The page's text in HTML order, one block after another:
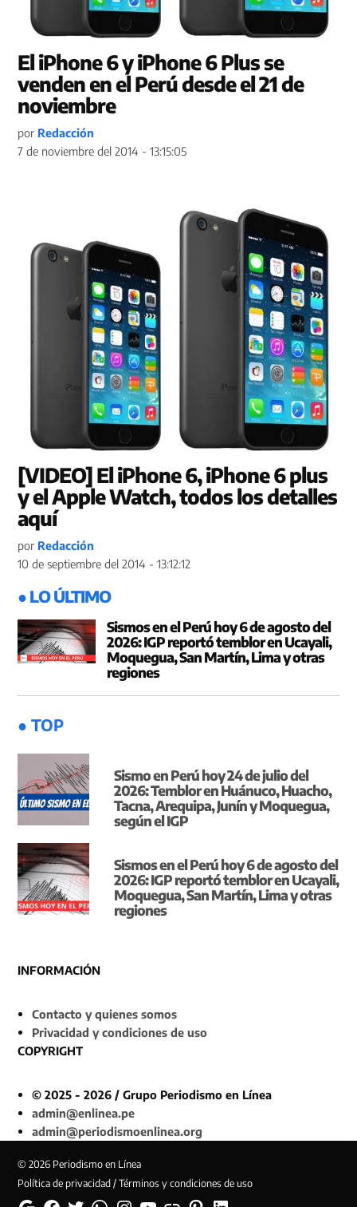
El iPhone 6 y iPhone 6 Plus se
venden en el Perú desde el 21 de
noviembre
por Redacción
7 de noviembre del 2014 - 13:15:05
[VIDEO] El iPhone 6, iPhone 6 plus
y el Apple Watch, todos los detalles
aquí
por Redacción
10 de septiembre del 2014 - 13:12:12
● LO ÚLTIMO
Sismos en el Perú hoy 6 de agosto del
2026: IGP reportó temblor en Ucayali,
Moquegua, San Martín, Lima y otras
regiones
● TOP
Sismo en Perú hoy 24 de julio del
2026: Temblor en Huánuco, Huacho,
Tacna, Arequipa, Junín y Moquegua,
según el IGP
Sismos en el Perú hoy 6 de agosto del
2026: IGP reportó temblor en Ucayali,
Moquegua, San Martín, Lima y otras
regiones
INFORMACIÓN
Contacto y quienes somos
Privacidad y condiciones de uso
COPYRIGHT
© 2025 - 2026 / Grupo Periodismo en Línea
admin@enlinea.pe
admin@periodismoenlinea.org
© 2026 Periodismo en Línea
Política de privacidad / Términos y condiciones de uso